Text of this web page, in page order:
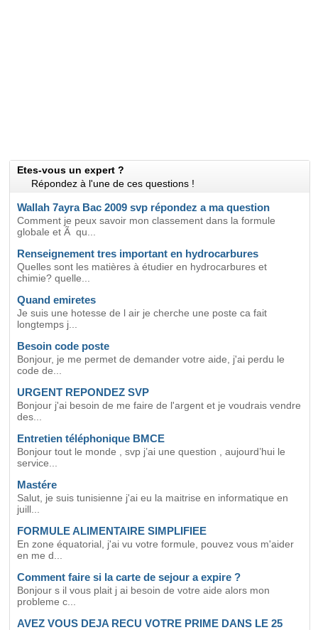
Etes-vous un expert ?
Répondez à l'une de ces questions !
Wallah 7ayra Bac 2009 svp répondez a ma question
Comment je peux savoir mon classement dans la formule
globale et Ã qu...
Renseignement tres important en hydrocarbures
Quelles sont les matières à étudier en hydrocarbures et
chimie? quelle...
Quand emiretes
Je suis une hotesse de l air je cherche une poste ca fait
longtemps j...
Besoin code poste
Bonjour, je me permet de demander votre aide, j'ai perdu le
code de...
URGENT REPONDEZ SVP
Bonjour j'ai besoin de me faire de l'argent et je voudrais vendre
des...
Entretien téléphonique BMCE
Bonjour tout le monde , svp j’ai une question , aujourd’hui le
service...
Mastére
Salut, je suis tunisienne j'ai eu la maitrise en informatique en
juill...
FORMULE ALIMENTAIRE SIMPLIFIEE
En zone équatorial, j'ai vu votre formule, pouvez vous m'aider
en me d...
Comment faire si la carte de sejour a expire ?
Bonjour s il vous plait j ai besoin de votre aide alors mon
probleme c...
AVEZ VOUS DEJA RECU VOTRE PRIME DANS LE 25